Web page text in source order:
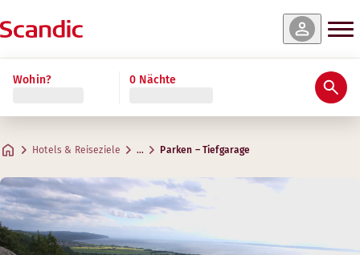
Wohin? 0 Nächte
Hotels & Reiseziele … Parken – Tiefgarage